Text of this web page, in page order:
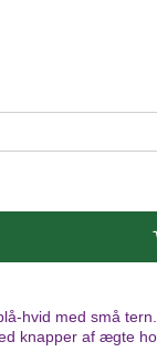
hvid med små
knapper af ægte